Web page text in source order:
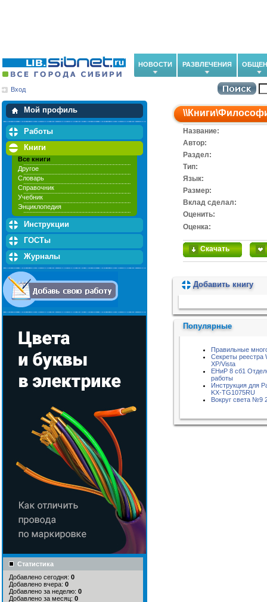
НОВОСТИ РАЗВЛЕЧЕНИЯ
Вход
Мой профиль
Мои закладки
Работы
Книги
Все книги
Другое
Словарь
Справочник
Учебник
Энциклопедия
Инструкции
ГОСТы
Журналы
Статистика
Добавлено сегодня: 0
Добавлено вчера: 0
Добавлено за неделю: 0
Добавлено за месяц: 0
\\Книги\
Название:
Автор:
Раздел:
Тип:
Язык:
Размер:
Вклад сделал:
Оценить:
Оценка:
Скачать
Добавить книгу
Популярные
Правильные
Секреты реестра
XP/Vista
ЕНиР 8 сб1
работы
Инструкция для
KX-TG1075RU
Вокруг света №9